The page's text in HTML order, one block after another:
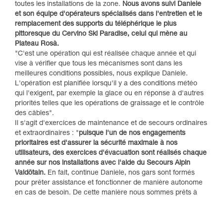
toutes les installations de la zone. Nous avons suivi Daniele
et son équipe d'opérateurs spécialisés dans l'entretien et le
remplacement des supports du téléphérique le plus
pittoresque du Cervino Ski Paradise, celui qui mène au
Plateau Rosà.
"C'est une opération qui est réalisée chaque année et qui
vise à vérifier que tous les mécanismes sont dans les
meilleures conditions possibles, nous explique Daniele.
L'opération est planifiée lorsqu'il y a des conditions météo
qui l'exigent, par exemple la glace ou en réponse à d'autres
priorités telles que les opérations de graissage et le contrôle
des câbles".
Il s'agit d'exercices de maintenance et de secours ordinaires
et extraordinaires : "puisque l'un de nos engagements
prioritaires est d'assurer la sécurité maximale à nos
utilisateurs, des exercices d'évacuation sont réalisés chaque
année sur nos installations avec l'aide du Secours Alpin
Valdôtain. En fait, continue Daniele, nos gars sont formés
pour prêter assistance et fonctionner de manière autonome
en cas de besoin. De cette manière nous sommes prêts à